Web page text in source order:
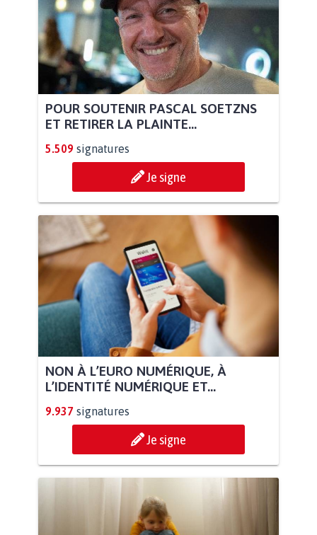
POUR SOUTENIR PASCAL SOETZNS
ET RETIRER LA PLAINTE...
5.509 signatures
Je signe
NON À L’EURO NUMÉRIQUE, À
L’IDENTITÉ NUMÉRIQUE ET...
9.937 signatures
Je signe